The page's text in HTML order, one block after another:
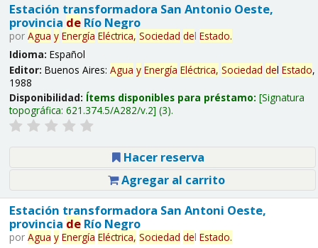
Estación transformadora San Antonio Oeste,
provincia deRío Negro
por Agua y Energía Eléctrica, Sociedad del Estado.
Idioma: Español
Editor: Buenos Aires: Agua y Energía Eléctrica, Sociedad del Estado,
1988
Disponibilidad: Ítems disponibles para préstamo: Signatura
topográfica: 621.374.5/A282/v.2 (3).
Hacer reserva
Agregar al carrito
Estación transformadora San Antoni Oeste,
provincia deRío Negro
por Agua y Energía Eléctrica, Sociedad del Estado.